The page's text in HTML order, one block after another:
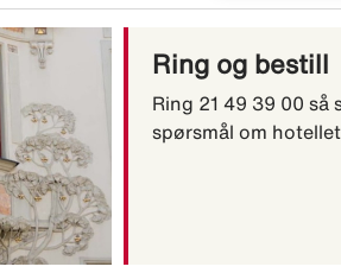
Ring og bestill
Ring 21 49 39 00 så
spørsmål om hotellet.